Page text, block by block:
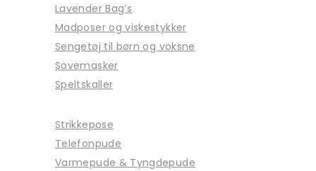
Lavender Bag’s
Madposer og viskestykker
Sengetøj til børn og voksne
Sovemasker
Speltskaller
Strikkepose
Telefonpude
Varmepude & Tyngdepude